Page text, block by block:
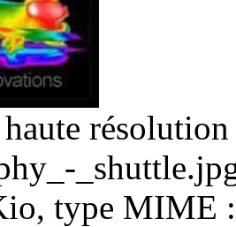
haute
type MIME